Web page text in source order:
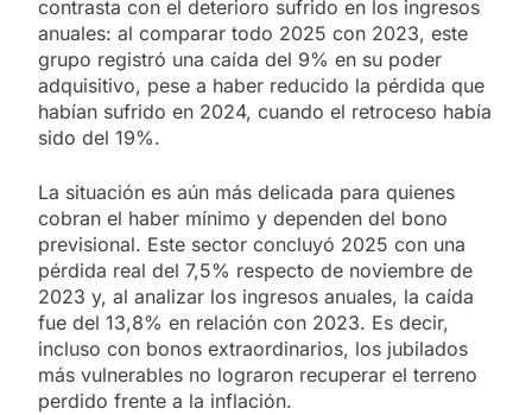
contrasta con el deterioro sufrido en los ingresos
anuales: al comparar todo 2025 con 2023, este
grupo registró una caída del 9% en su poder
adquisitivo, pese a haber reducido la pérdida que
habían sufrido en 2024, cuando el retroceso había
sido del 19%.
La situación es aún más delicada para quienes
cobran el haber mínimo y dependen del bono
previsional. Este sector concluyó 2025 con una
pérdida real del 7,5% respecto de noviembre de
2023 y, al analizar los ingresos anuales, la caída
fue del 13,8% en relación con 2023. Es decir,
incluso con bonos extraordinarios, los jubilados
más vulnerables no lograron recuperar el terreno
perdido frente a la inflación.